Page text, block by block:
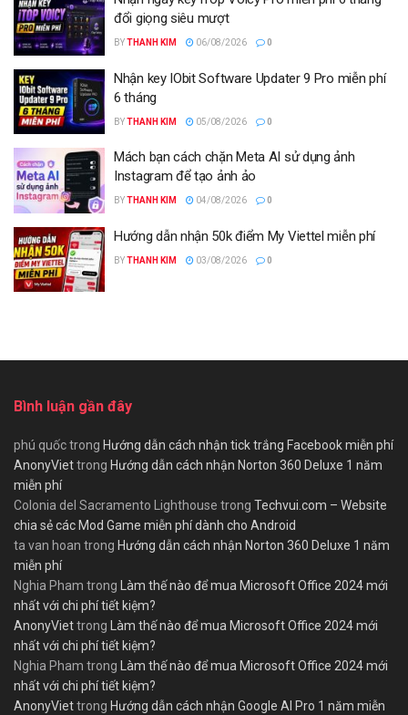
đổi giọng siêu mượt
BYTHANH KIM 06/08/2026 0
Nhận key IObit Software Updater 9 Pro miễn phí
6 tháng
BYTHANH KIM 05/08/2026 0
Mách bạn cách chặn Meta AI sử dụng ảnh
Instagram để tạo ảnh ảo
BYTHANH KIM 04/08/2026 0
Hướng dẫn nhận 50k điểm My Viettel miễn phí
BYTHANH KIM 03/08/2026 0
Bình luận gần đây
phú quốctrong Hướng dẫn cách nhận tick trắng Facebook miễn phí
AnonyViettrong Hướng dẫn cách nhận Norton 360 Deluxe 1 năm
miễn phí
Colonia del Sacramento Lighthouse trong Techvui.com – Website
chia sẻ các Mod Game miễn phí dành cho Android
ta van hoan trong Hướng dẫn cách nhận Norton 360 Deluxe 1 năm
miễn phí
Nghia Pham trong
Làm thế nào để mua Microsoft Office 2024 mới
nhất với chi phí tiết kiệm?
AnonyViettrong
Làm thế nào để mua Microsoft Office 2024 mới
nhất với chi phí tiết kiệm?
Nghia Pham trong
Làm thế nào để mua Microsoft Office 2024 mới
nhất với chi phí tiết kiệm?
AnonyViettrong Hướng dẫn cách nhận Google AI Pro 1 năm miễn